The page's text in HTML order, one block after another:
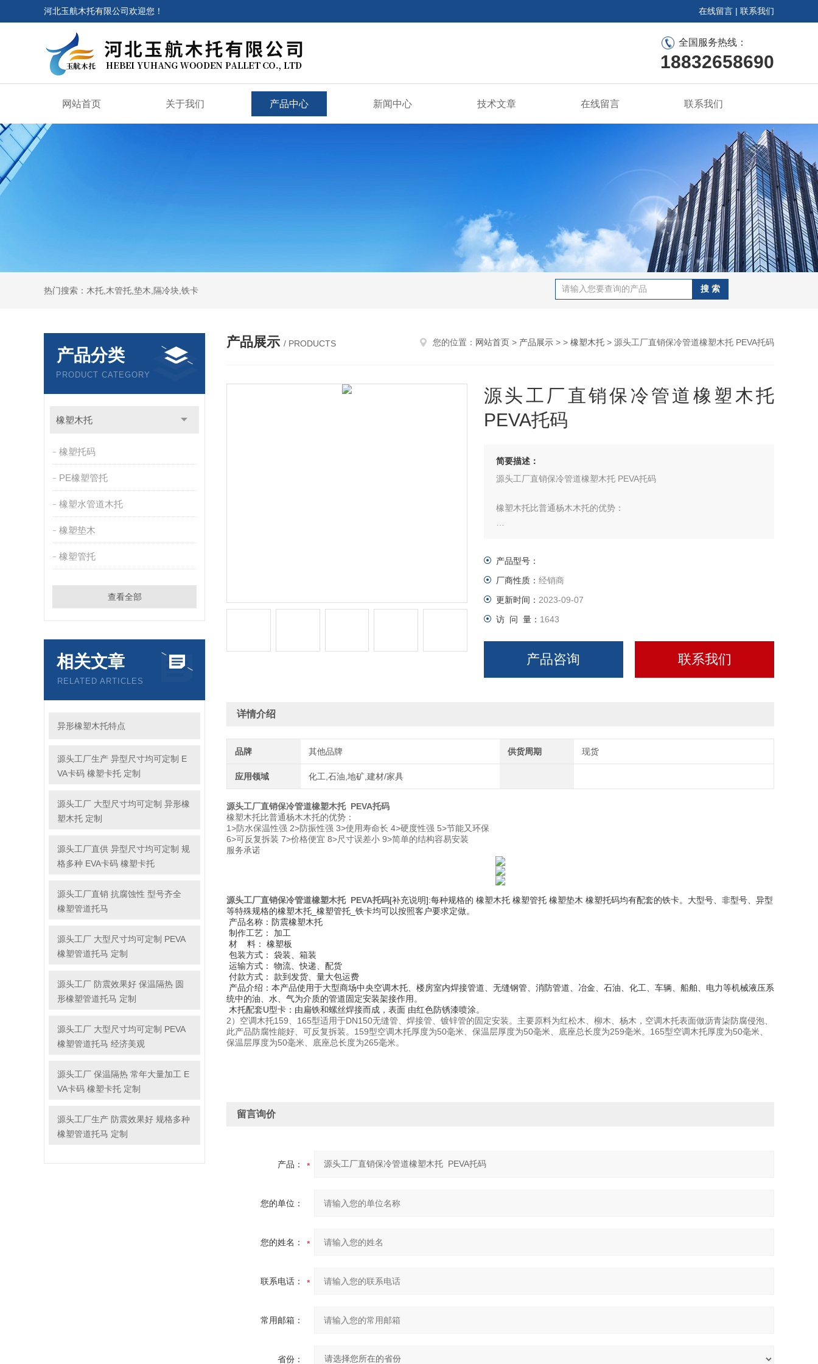
河北玉航木托有限公司欢迎您！ 在线留言 | 联系我们
全国服务热线：
18832658690
网站首页 关于我们 产品中心 新闻中心 技术文章 在线留言 联系我们
热门搜索：木托,木管托,垫木,隔冷块,铁卡
产品分类
PRODUCT CATEGORY
橡塑木托
橡塑托码
PE橡塑管托
橡塑水管道木托
橡塑垫木
橡塑管托
查看全部
相关文章
RELATED ARTICLES
异形橡塑木托特点
源头工厂生产 异型尺寸均可定制 E
VA卡码 橡塑卡托 定制
源头工厂 大型尺寸均可定制 异形橡
塑木托 定制
源头工厂直供 异型尺寸均可定制 规
格多种 EVA卡码 橡塑卡托
源头工厂直销 抗腐蚀性 型号齐全
橡塑管道托马
源头工厂 大型尺寸均可定制 PEVA
橡塑管道托马 定制
源头工厂 防震效果好 保温隔热 圆
形橡塑管道托马 定制
源头工厂 大型尺寸均可定制 PEVA
橡塑管道托马 经济美观
源头工厂 保温隔热 常年大量加工 E
VA卡码 橡塑卡托 定制
源头工厂生产 防震效果好 规格多种
橡塑管道托马 定制
产品展示 / PRODUCTS 您的位置： 网站首页 > 产品展示 > > 橡塑木托 > 源头工厂直销保冷管道橡塑木托 PEVA托码
源头工厂直销保冷管道橡塑木托
PEVA托码
简要描述：
源头工厂直销保冷管道橡塑木托 PEVA托码
橡塑木托比普通杨木木托的优势：
6>可反复拆装 7>价格便宜 8>尺寸误差小 9>简单的结构容易安装
服务承诺
产品型号：
厂商性质： 经销商
更新时间： 2023-09-07
访 问 量： 1643
产品咨询 联系我们
详情介绍
品牌 其他品牌 供货周期 现货
应用领域 化工,石油,地矿,建材/家具
源头工厂直销保冷管道橡塑木托 PEVA托码
橡塑木托比普通杨木木托的优势：
1>防水保温性强 2>防振性强 3>使用寿命长 4>硬度性强 5>节能又环保
6>可反复拆装 7>价格便宜 8>尺寸误差小 9>简单的结构容易安装
服务承诺
源头工厂直销保冷管道橡塑木托 PEVA托码[补充说明]:每种规格的 橡塑木托 橡塑管托 橡塑垫木 橡塑托码均有配套的铁卡。大型号、非型号、异型
等特殊规格的橡塑木托_橡塑管托_铁卡均可以按照客户要求定做。
产品名称：防震橡塑木托
制作工艺： 加工
材 料： 橡塑板
包装方式： 袋装、箱装
运输方式： 物流、快递、配货
付款方式： 款到发货、量大包运费
产品介绍：本产品使用于大型商场中央空调木托、楼房室内焊接管道、无缝钢管、消防管道、冶金、石油、化工、车辆、船舶、电力等机械液压系
统中的油、水、气为介质的管道固定安装架接作用。
木托配套U型卡：由扁铁和螺丝焊接而成，表面 由红色防锈漆喷涂。
2）空调木托159、165型适用于DN150无缝管、焊接管、镀锌管的固定安装。主要原料为红松木、柳木、杨木，空调木托表面做沥青柒防腐侵泡、
此产品防腐性能好、可反复拆装。159型空调木托厚度为50毫米、保温层厚度为50毫米、底座总长度为259毫米。165型空调木托厚度为50毫米、
保温层厚度为50毫米、底座总长度为265毫米。
留言询价
产品：
您的单位：
您的姓名：
联系电话：
常用邮箱：
省份：